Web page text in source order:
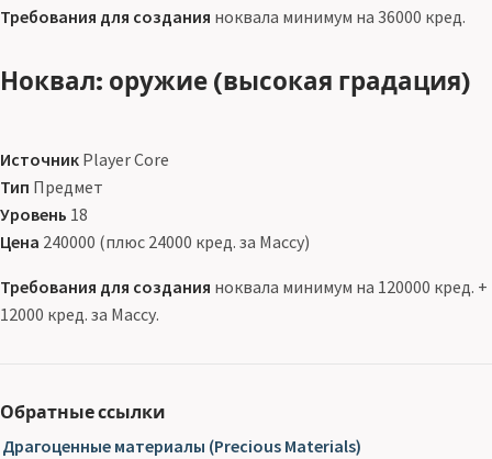
Требования для создания ноквала минимум на 36000 кред.
Ноквал: оружие (высокая градация)
Источник Player Core
Тип Предмет
Уровень 18
Цена 240000 (плюс 24000 кред. за Массу)
Требования для создания ноквала минимум на 120000 кред. +
12000 кред. за Массу.
Обратные ссылки
Драгоценные материалы (Precious Materials)